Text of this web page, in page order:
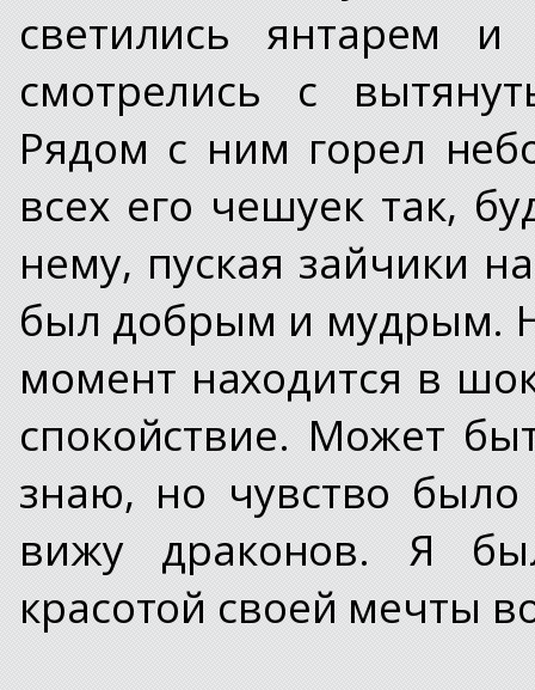
светились янтарем и
смотрелись с
Рядом с ним горел
всех его чешуек так,
нему, пуская зайчики
был добрым и мудрым.
момент находится в
спокойствие. Может
знаю, но чувство
вижу драконов. Я
красотой своей мечты